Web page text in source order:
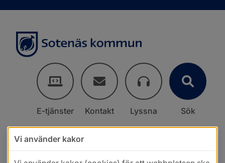
E-tjänster Kontakt Lyssna Sök
Vi använder kakor